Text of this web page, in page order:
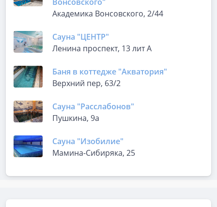
Академика Вонсовского, 2/44
Сауна "ЦЕНТР"
Ленина проспект, 13 лит А
Баня в коттедже "Акватория"
Верхний пер, 63/2
Сауна "Расслабонов"
Пушкина, 9а
Сауна "Изобилие"
Мамина-Сибиряка, 25